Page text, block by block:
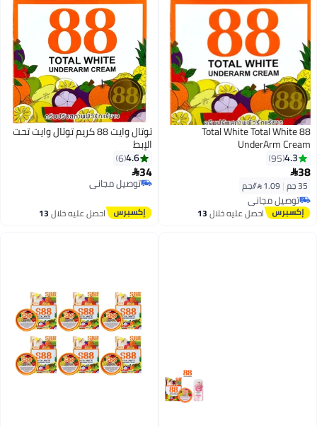
88 Total White Total White
UnderArm Cream
4.3
95
38
35 جم |
توصيل مجاني
توصيل مجانياحصل عليه خلال13
توتال وايت 88 كريم توتال وايت تحت
الإبط
4.6
6
34
توصيل مجاني
توصيل مجاني
احصل عليه خلال13